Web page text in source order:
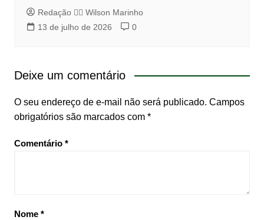
Redação 👨‍⚖️​ Wilson Marinho
13 de julho de 2026
0
Deixe um comentário
O seu endereço de e-mail não será publicado. Campos
obrigatórios são marcados com *
Comentário *
Nome *